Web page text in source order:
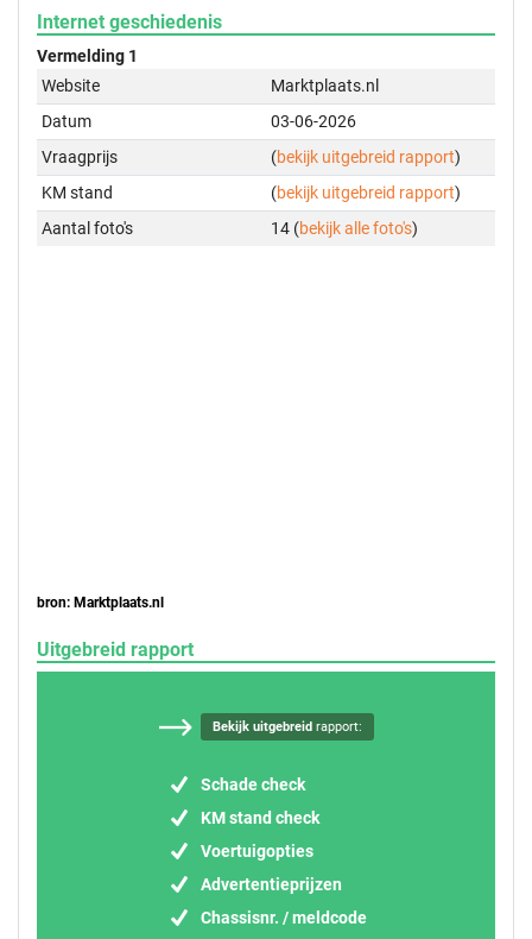
Internet geschiedenis
Vermelding 1
Website
Marktplaats.nl
Datum
03-06-2026
Vraagprijs
(bekijk uitgebreid rapport)
KM stand
(bekijk uitgebreid rapport)
Aantal foto's
14 (bekijk alle foto's)
bron: Marktplaats.nl
Uitgebreid rapport
Bekijk uitgebreidrapport:
Schade check
KM stand check
Voertuigopties
Advertentieprijzen
Chassisnr. / meldcode